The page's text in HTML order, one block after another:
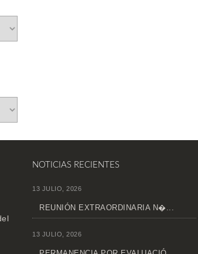
NOTICIAS RECIENTES
13 JULIO, 2026
REUNIÓN EXTRAORDINARIA N�...
13 JULIO, 2026